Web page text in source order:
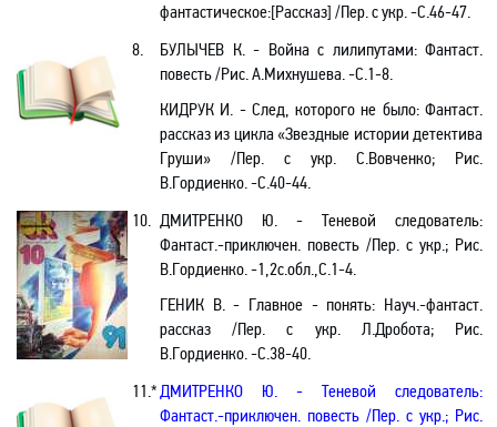
фантастическое:[Рассказ] /Пер. с укр. -С.46-47.
8.
БУЛЫЧЕВ К. - Война с лилипутами: Фантаст.
повесть/Рис. А.Михнушева. -С.1-8.
КИДРУК И. - След, которого не было: Фантаст.
рассказ из цикла «Звездные истории детектива
Груши» /Пер. с укр. С.Вовченко; Рис.
В.Гордиенко. -С.40-44.
10. ДМИТРЕНКО Ю. - Теневой следователь:
Фантаст.-приключен. повесть /Пер. с укр.; Рис.
В.Гордиенко. -1,2с.обл.,С.1-4.
ГЕНИК В. - Главное - понять: Науч.-фантаст.
рассказ /Пер. с укр. Л.Дробота; Рис.
В.Гордиенко. -С.38-40.
11.*ДМИТРЕНКО Ю. - Теневой следователь:
Фантаст.-приключен. повесть /Пер. с укр.; Рис.